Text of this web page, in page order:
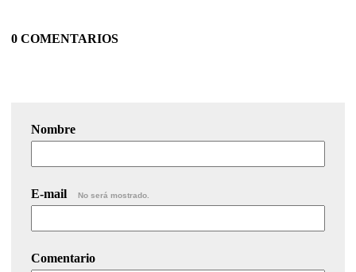
0 COMENTARIOS
Nombre
E-mail No será mostrado.
Comentario